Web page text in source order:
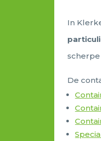
In
scherpe
De